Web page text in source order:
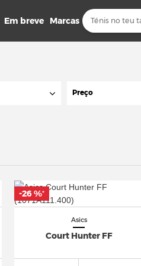
Em breve Marcas
Preço
Asics
Court Hunter FF
-26 %*